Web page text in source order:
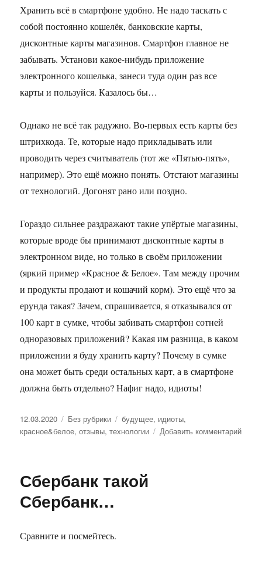
Хранить всё в смартфоне удобно. Не надо таскать с
собой постоянно кошелёк, банковские карты,
дисконтные карты магазинов. Смартфон главное не
забывать. Установи какое-нибудь приложение
электронного кошелька, занеси туда один раз все
карты и пользуйся. Казалось бы…
Однако не всё так радужно. Во-первых есть карты без
штрихкода. Те, которые надо прикладывать или
проводить через считыватель (тот же «Пятью-пять»,
например). Это ещё можно понять. Отстают магазины
от технологий. Догонят рано или поздно.
Гораздо сильнее раздражают такие упёртые магазины,
которые вроде бы принимают дисконтные карты в
электронном виде, но только в своём приложении
(яркий пример «Красное & Белое». Там между прочим
и продукты продают и кошачий корм). Это ещё что за
ерунда такая? Зачем, спрашивается, я отказывался от
100 карт в сумке, чтобы забивать смартфон сотней
одноразовых приложений? Какая им разница, в каком
приложении я буду хранить карту? Почему в сумке
она может быть среди остальных карт, а в смартфоне
должна быть отдельно? Нафиг надо, идиоты!
Опубликовано
12.03.2020 Рубрики
Без рубрики Метки
будущее, идиоты,
красное&белое,отзывы,технологии Добавить комментарий
Сбербанк такой
Сбербанк…
Сравните и посмейтесь.